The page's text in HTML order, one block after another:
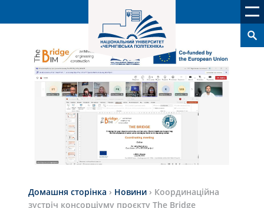
Домашня сторінка › Новини › Координаційна
зустріч консорціуму проєкту The Bridge